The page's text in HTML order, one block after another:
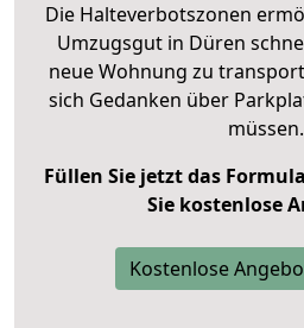
Die Halteverbotszonen
Umzugsgut in Düren
neue Wohnung zu
sich Gedanken über
müssen.
Füllen Sie jetzt das
Sie kostenlose
Kostenlose